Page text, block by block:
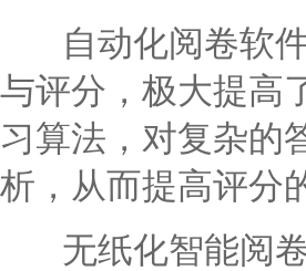
自动化阅卷软件
与评分，极大提高
习算法，对复杂的
析，从而提高评分
无纸化智能阅卷